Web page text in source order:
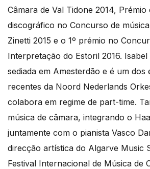
Câmara de Val Tidone 2014, Prémio
discográfico no Concurso de
Zinetti 2015 e o 1º prémio no
Interpretação do Estoril 2016.
sediada em Amesterdão e é um dos
recentes da Noord Nederlands
colabora em regime de part-time.
música de câmara, integrando o
juntamente com o pianista Vasco
direcção artística do Algarve Music
Festival Internacional de Música de